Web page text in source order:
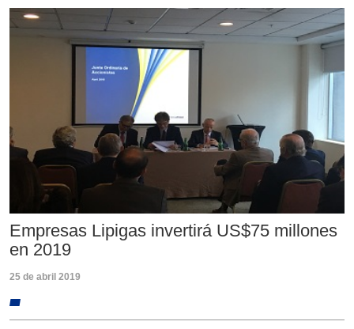
Empresas Lipigas invertirá US$75 millones
en 2019
25 de abril 2019